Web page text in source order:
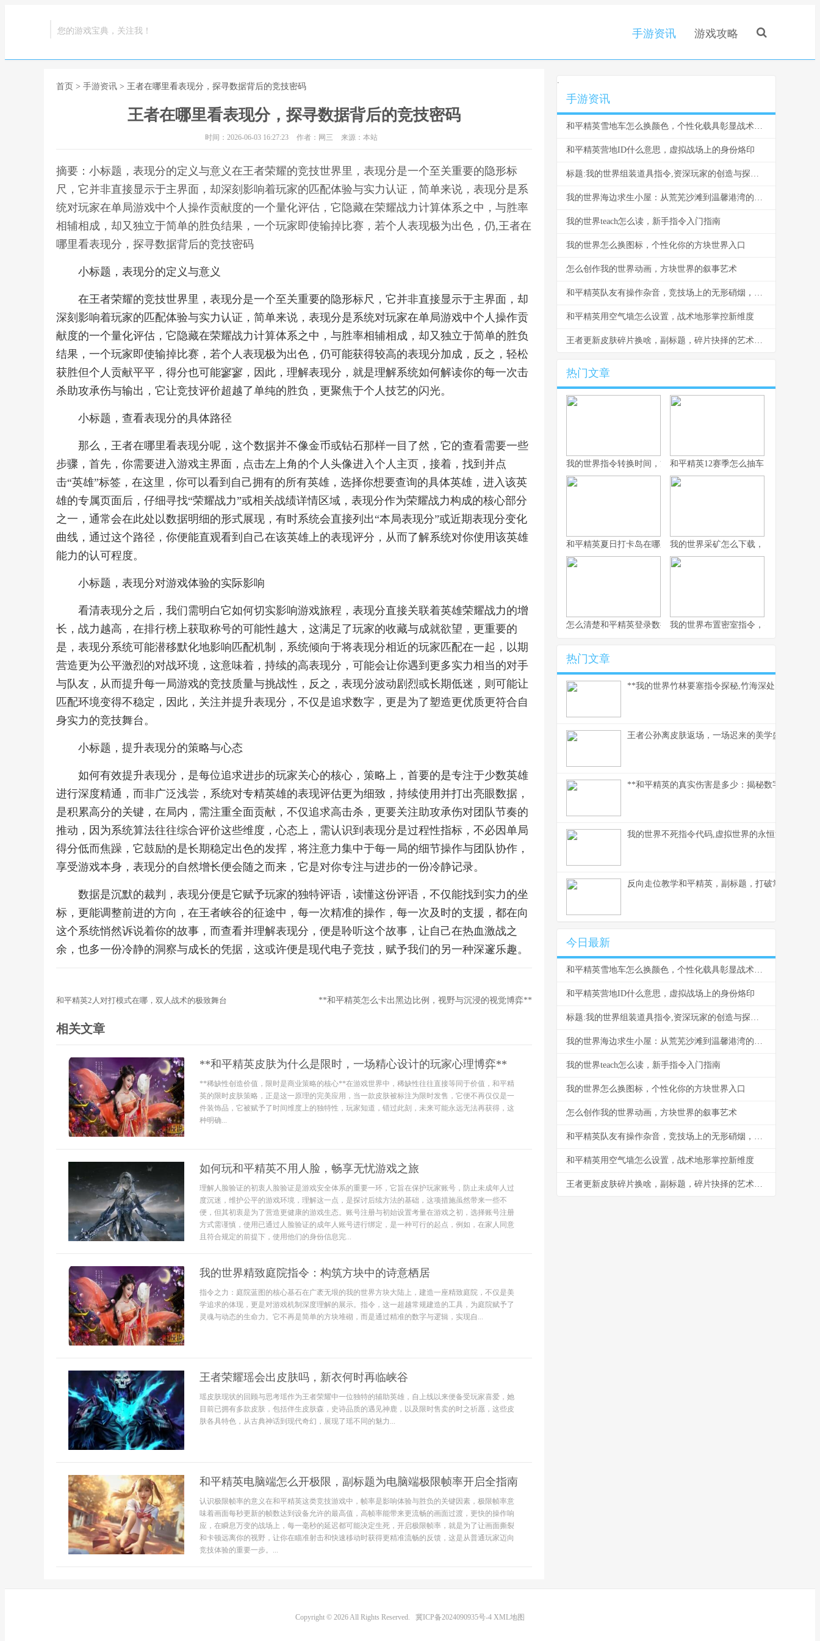
您的游戏宝典，关注我！ 手游资讯 游戏攻略
首页 > 手游资讯 > 王者在哪里看表现分，探寻数据背后的竞技密码
王者在哪里看表现分，探寻数据背后的竞技密码
时间：2026-06-03 16:27:23 作者：网三 来源：本站
摘要：小标题，表现分的定义与意义在王者荣耀的竞技世界里，表现分是一个至关重要的隐形标
尺，它并非直接显示于主界面，却深刻影响着玩家的匹配体验与实力认证，简单来说，表现分是系
统对玩家在单局游戏中个人操作贡献度的一个量化评估，它隐藏在荣耀战力计算体系之中，与胜率
相辅相成，却又独立于简单的胜负结果，一个玩家即使输掉比赛，若个人表现极为出色，仍,王者在
哪里看表现分，探寻数据背后的竞技密码
小标题，表现分的定义与意义
在王者荣耀的竞技世界里，表现分是一个至关重要的隐形标尺，它并非直接显示于主界面，却
深刻影响着玩家的匹配体验与实力认证，简单来说，表现分是系统对玩家在单局游戏中个人操作贡
献度的一个量化评估，它隐藏在荣耀战力计算体系之中，与胜率相辅相成，却又独立于简单的胜负
结果，一个玩家即使输掉比赛，若个人表现极为出色，仍可能获得较高的表现分加成，反之，轻松
获胜但个人贡献平平，得分也可能寥寥，因此，理解表现分，就是理解系统如何解读你的每一次击
杀助攻承伤与输出，它让竞技评价超越了单纯的胜负，更聚焦于个人技艺的闪光。
小标题，查看表现分的具体路径
那么，王者在哪里看表现分呢，这个数据并不像金币或钻石那样一目了然，它的查看需要一些
步骤，首先，你需要进入游戏主界面，点击左上角的个人头像进入个人主页，接着，找到并点
击“英雄”标签，在这里，你可以看到自己拥有的所有英雄，选择你想要查询的具体英雄，进入该英
雄的专属页面后，仔细寻找“荣耀战力”或相关战绩详情区域，表现分作为荣耀战力构成的核心部分
之一，通常会在此处以数据明细的形式展现，有时系统会直接列出“本局表现分”或近期表现分变化
曲线，通过这个路径，你便能直观看到自己在该英雄上的表现评分，从而了解系统对你使用该英雄
能力的认可程度。
小标题，表现分对游戏体验的实际影响
看清表现分之后，我们需明白它如何切实影响游戏旅程，表现分直接关联着英雄荣耀战力的增
长，战力越高，在排行榜上获取称号的可能性越大，这满足了玩家的收藏与成就欲望，更重要的
是，表现分系统可能潜移默化地影响匹配机制，系统倾向于将表现分相近的玩家匹配在一起，以期
营造更为公平激烈的对战环境，这意味着，持续的高表现分，可能会让你遇到更多实力相当的对手
与队友，从而提升每一局游戏的竞技质量与挑战性，反之，表现分波动剧烈或长期低迷，则可能让
匹配环境变得不稳定，因此，关注并提升表现分，不仅是追求数字，更是为了塑造更优质更符合自
身实力的竞技舞台。
小标题，提升表现分的策略与心态
如何有效提升表现分，是每位追求进步的玩家关心的核心，策略上，首要的是专注于少数英雄
进行深度精通，而非广泛浅尝，系统对专精英雄的表现评估更为细致，持续使用并打出亮眼数据，
是积累高分的关键，在局内，需注重全面贡献，不仅追求高击杀，更要关注助攻承伤对团队节奏的
推动，因为系统算法往往综合评价这些维度，心态上，需认识到表现分是过程性指标，不必因单局
得分低而焦躁，它鼓励的是长期稳定出色的发挥，将注意力集中于每一局的细节操作与团队协作，
享受游戏本身，表现分的自然增长便会随之而来，它是对你专注与进步的一份冷静记录。
数据是沉默的裁判，表现分便是它赋予玩家的独特评语，读懂这份评语，不仅能找到实力的坐
标，更能调整前进的方向，在王者峡谷的征途中，每一次精准的操作，每一次及时的支援，都在向
这个系统悄然诉说着你的故事，而查看并理解表现分，便是聆听这个故事，让自己在热血激战之
余，也多一份冷静的洞察与成长的凭据，这或许便是现代电子竞技，赋予我们的另一种深邃乐趣。
和平精英2人对打模式在哪，双人战术的极致舞台 **和平精英怎么卡出黑边比例，视野与沉浸的视觉博弈**
相关文章
**和平精英皮肤为什么是限时，一场精心设计的玩家心理博弈**
**稀缺性创造价值，限时是商业策略的核心**在游戏世界中，稀缺性往往直接等同于价值，和平精
英的限时皮肤策略，正是这一原理的完美应用，当一款皮肤被标注为限时发售，它便不再仅仅是一
件装饰品，它被赋予了时间维度上的独特性，玩家知道，错过此刻，未来可能永远无法再获得，这
种明确...
如何玩和平精英不用人脸，畅享无忧游戏之旅
理解人脸验证的初衷人脸验证是游戏安全体系的重要一环，它旨在保护玩家账号，防止未成年人过
度沉迷，维护公平的游戏环境，理解这一点，是探讨后续方法的基础，这项措施虽然带来一些不
便，但其初衷是为了营造更健康的游戏生态。账号注册与初始设置考量在游戏之初，选择账号注册
方式需谨慎，使用已通过人脸验证的成年人账号进行绑定，是一种可行的起点，例如，在家人同意
且符合规定的前提下，使用他们的身份信息完...
我的世界精致庭院指令：构筑方块中的诗意栖居
指令之力：庭院蓝图的核心基石在广袤无垠的我的世界方块大陆上，建造一座精致庭院，不仅是美
学追求的体现，更是对游戏机制深度理解的展示。指令，这一超越常规建造的工具，为庭院赋予了
灵魂与动态的生命力。它不再是简单的方块堆砌，而是通过精准的数字与逻辑，实现自...
王者荣耀瑶会出皮肤吗，新衣何时再临峡谷
瑶皮肤现状的回顾与思考瑶作为王者荣耀中一位独特的辅助英雄，自上线以来便备受玩家喜爱，她
目前已拥有多款皮肤，包括伴生皮肤森，史诗品质的遇见神鹿，以及限时售卖的时之祈愿，这些皮
肤各具特色，从古典神话到现代奇幻，展现了瑶不同的魅力...
和平精英电脑端怎么开极限，副标题为电脑端极限帧率开启全指南
认识极限帧率的意义在和平精英这类竞技游戏中，帧率是影响体验与胜负的关键因素，极限帧率意
味着画面每秒更新的帧数达到设备允许的最高值，高帧率能带来更流畅的画面过渡，更快的操作响
应，在瞬息万变的战场上，每一毫秒的延迟都可能决定生死，开启极限帧率，就是为了让画面撕裂
和卡顿远离你的视野，让你在瞄准射击和快速移动时获得更精准流畅的反馈，这是从普通玩家迈向
竞技体验的重要一步。...
.
手游资讯
和平精英雪地车怎么换颜色，个性化载具彰显战术风采，副标题，雪原驰骋的色彩奥秘与实战价值
和平精英营地ID什么意思，虚拟战场上的身份烙印
标题:我的世界组装道具指令,资深玩家的创造与探索指南
我的世界海边求生小屋：从荒芜沙滩到温馨港湾的建造指南
我的世界teach怎么读，新手指令入门指南
我的世界怎么换图标，个性化你的方块世界入口
怎么创作我的世界动画，方块世界的叙事艺术
和平精英队友有操作杂音，竞技场上的无形硝烟，副标题，听音辨位之外的生存考验
和平精英用空气墙怎么设置，战术地形掌控新维度
王者更新皮肤碎片换啥，副标题，碎片抉择的艺术与智慧
热门文章
我的世界指令转换时间，方块宇宙的时光之匙和平精英12赛季怎么抽车，资深玩家的
和平精英夏日打卡岛在哪里：探寻虚拟海滨的坐标与意义
我的世界采矿怎么下载，资深玩家的完
怎么清楚和平精英登录数据，玩家数据管理指南
我的世界布置密室指令，密室逃脱的指
热门文章
**我的世界竹林要塞指令探秘,竹海深处的代码奇
王者公孙离皮肤返场，一场迟来的美学盛宴
**和平精英的真实伤害是多少：揭秘数字背后的战
我的世界不死指令代码,虚拟世界的永恒法则副标题
反向走位教学和平精英，副标题，打破常规的生存
今日最新
和平精英雪地车怎么换颜色，个性化载具彰显战术风采，副标题，雪原驰骋的色彩奥秘与实战价值
和平精英营地ID什么意思，虚拟战场上的身份烙印
标题:我的世界组装道具指令,资深玩家的创造与探索指南
我的世界海边求生小屋：从荒芜沙滩到温馨港湾的建造指南
我的世界teach怎么读，新手指令入门指南
我的世界怎么换图标，个性化你的方块世界入口
怎么创作我的世界动画，方块世界的叙事艺术
和平精英队友有操作杂音，竞技场上的无形硝烟，副标题，听音辨位之外的生存考验
和平精英用空气墙怎么设置，战术地形掌控新维度
王者更新皮肤碎片换啥，副标题，碎片抉择的艺术与智慧
Copyright © 2026 All Rights Reserved. 冀ICP备2024090935号-4 XML地图